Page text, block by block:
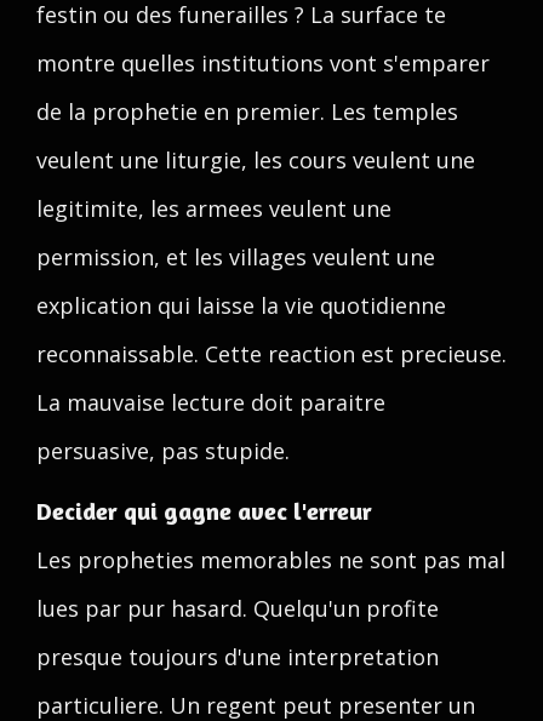
festin ou des funerailles ? La surface te
montre quelles institutions vont s'emparer
de la prophetie en premier. Les temples
veulent une liturgie, les cours veulent une
legitimite, les armees veulent une
permission, et les villages veulent une
explication qui laisse la vie quotidienne
reconnaissable. Cette reaction est precieuse.
La mauvaise lecture doit paraitre
persuasive, pas stupide.
Decider qui gagne avec l'erreur
Les propheties memorables ne sont pas mal
lues par pur hasard. Quelqu'un profite
presque toujours d'une interpretation
particuliere. Un regent peut presenter un